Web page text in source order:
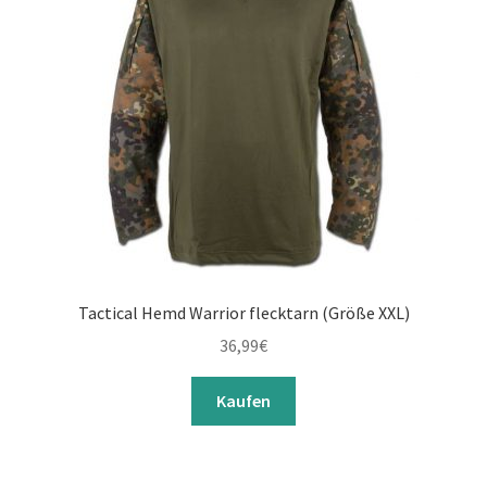
Tactical Hemd Warrior flecktarn (Größe XXL)
36,99€
Kaufen